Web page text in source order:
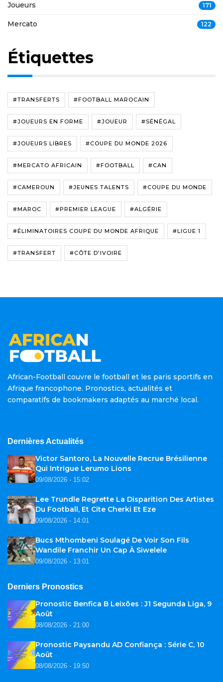
Joueurs 171
Mercato 122
Étiquettes
#TRANSFERTS #FOOTBALL MAROCAIN
#JOUEURS EN FORME #JOUEUR #SÉNÉGAL
#JOUEURS LIBRES #COUPE DU MONDE 2026
#MERCATO AFRICAIN #FOOTBALL #CAN
#CAMEROUN #JEUNES TALENTS #COUPE DU MONDE
#MAROC #PREMIER LEAGUE #ALGÉRIE
#ÉLIMINATOIRES COUPE DU MONDE AFRIQUE #LIGUE 1
#TRANSFERT #CÔTE D'IVOIRE
African-Football couvre le football et les paris sportifs en
Afrique francophone. Pronostics, actualités et
comparatifs de bookmakers adaptés au marché local.
Dernières Actualités
Victor Santoro, La Nouvelle Recrue Brésilienne
Qui Intrigue Lerumo Lions
09/08/2026 - 15:02
Lee Trundle Regrette La Disparition Des Artistes
Du Football, Et Cite Cherki Et Eze
09/08/2026 - 14:01
Bucs Mthombeni Soulagé De Voir Son Fils
Wandile Franchir Un Cap À Siwelele
09/08/2026 - 13:01
Derniers Pronostics
Pronostic Benfica B Leixões : J1 Segunda Liga, 9
Août
08/08/2026 - 21:00
Pronostic Paysandu AD Confiança : Série C, 10
Août
08/08/2026 - 19:50